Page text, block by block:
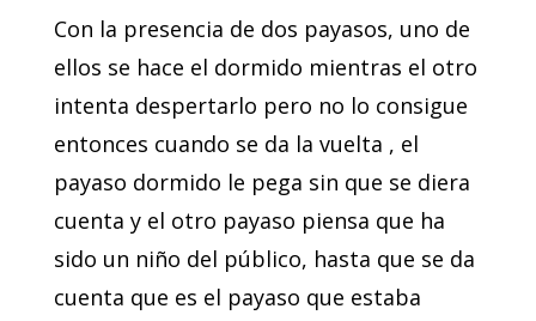
Con la presencia de dos payasos, uno de
ellos se hace el dormido mientras el otro
intenta despertarlo pero no lo consigue
entonces cuando se da la vuelta , el
payaso dormido le pega sin que se diera
cuenta y el otro payaso piensa que ha
sido un niño del público, hasta que se da
cuenta que es el payaso que estaba